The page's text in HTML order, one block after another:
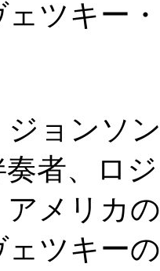
ツキー・
ョンソ
奏者、ロ
メリカ
ェツキー